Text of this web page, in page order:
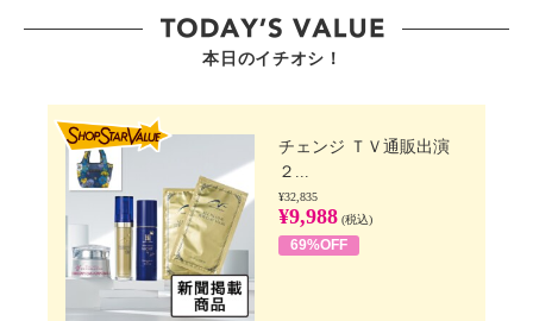
本日のイチオシ！
チェンジ ＴＶ通販出演
２...
¥32,835
¥9,988 (税込)
69%OFF